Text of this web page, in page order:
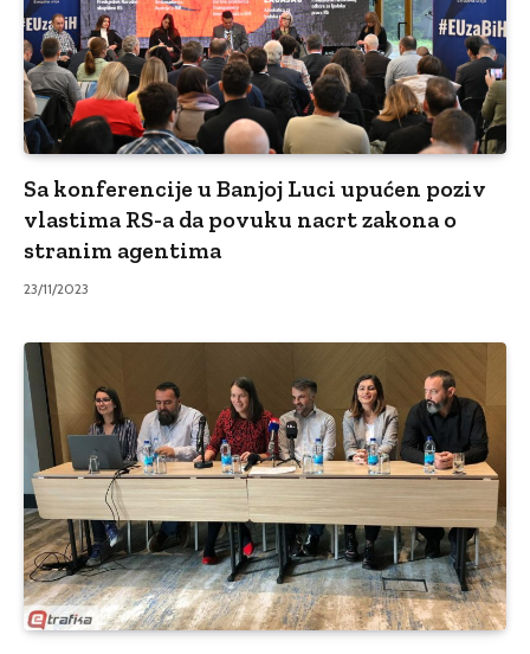
Sa konferencije u Banjoj Luci upućen poziv
vlastima RS-a da povuku nacrt zakona o
stranim agentima
23/11/2023